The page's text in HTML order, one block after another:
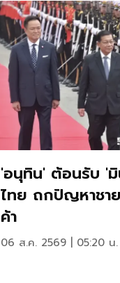
'อนุทิน' ต้อนรับ '
ไทย ถกปัญหาชา
ค้า
06 ส.ค. 2569 | 05:20 น.